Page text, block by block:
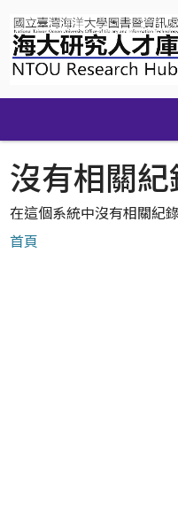
navigation
沒有相關紀
在這個系統中沒有相關紀
首頁